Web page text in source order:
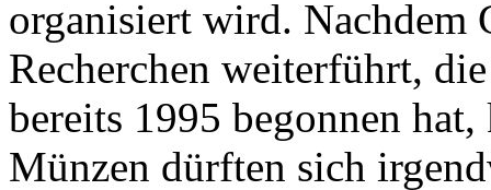
organisiert wird. Nachdem
Recherchen weiterführt,
bereits 1995 begonnen
Münzen dürften sich